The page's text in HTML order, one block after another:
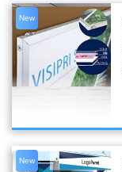
New
New